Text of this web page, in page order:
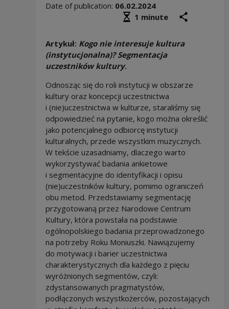
Date of publication: 06.02.2024
Średni czas czytania
1 minute
Artykuł: Kogo nie interesuje kultura
(instytucjonalna)? Segmentacja
uczestników kultury.
Odnosząc się do roli instytucji w obszarze
kultury oraz koncepcji uczestnictwa
i (nie)uczestnictwa w kulturze, staraliśmy się
odpowiedzieć na pytanie, kogo można określić
jako potencjalnego odbiorcę instytucji
kulturalnych, przede wszystkim muzycznych.
W tekście uzasadniamy, dlaczego warto
wykorzystywać badania ankietowe
i segmentacyjne do identyfikacji i opisu
(nie)uczestników kultury, pomimo ograniczeń
obu metod. Przedstawiamy segmentację
przygotowaną przez Narodowe Centrum
Kultury, która powstała na podstawie
ogólnopolskiego badania przeprowadzonego
na potrzeby Roku Moniuszki. Nawiązujemy
do motywacji i barier uczestnictwa
charakterystycznych dla każdego z pięciu
wyróżnionych segmentów, czyli:
zdystansowanych pragmatystów,
podłączonych wszystkożerców, pozostających